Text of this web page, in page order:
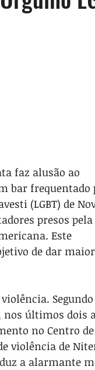
faz alusão ao
bar frequentado
(LGBT) de
presos pela
Este
de dar maior
Segundo
nos últimos dois
no Centro de
violência de
a alarmante